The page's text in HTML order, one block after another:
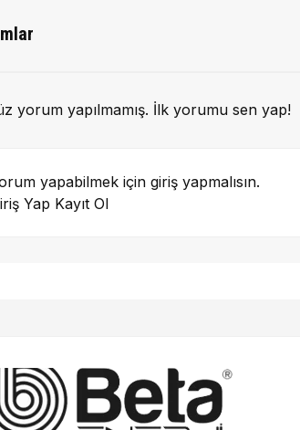
yorum yapılmamış. İlk yorumu sen yap!
yapabilmek için giriş yapmalısın.
Yap Kayıt Ol